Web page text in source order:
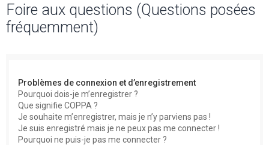
Foire aux questions (Questions posées
fréquemment)
Problèmes de connexion et d’enregistrement
Pourquoi dois-je m’enregistrer ?
Que signifie COPPA ?
Je souhaite m’enregistrer, mais je n’y parviens pas !
Je suis enregistré mais je ne peux pas me connecter !
Pourquoi ne puis-je pas me connecter ?